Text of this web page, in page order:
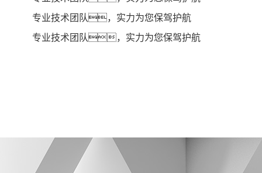
专业技术团队，实力为您保驾护航
专业技术团队，实力为您保驾护航